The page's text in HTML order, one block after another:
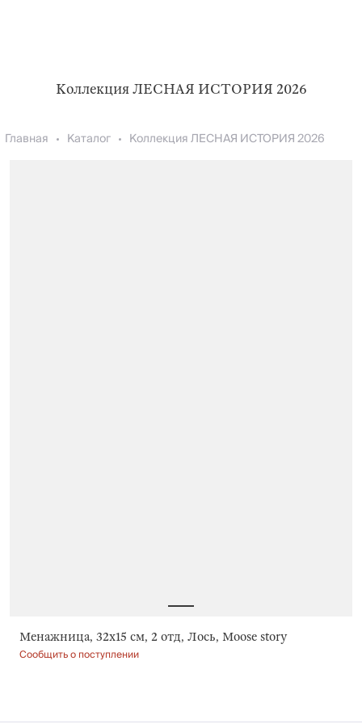
Коллекция ЛЕСНАЯ ИСТОРИЯ 2026
Главная Каталог Коллекция ЛЕСНАЯ ИСТОРИЯ 2026
Менажница, 32х15 см, 2 отд, Лось, Moose story
Сообщить о поступлении